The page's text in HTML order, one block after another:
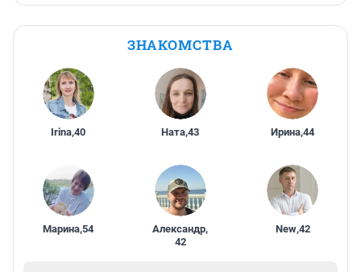
ЗНАКОМСТВА
Irina,40 Ната,43 Ирина,44
Марина,54 Александр,
42
New,42